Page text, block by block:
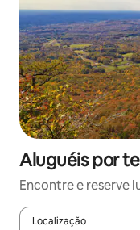
Aluguéis por
Encontre e reserve
Localização